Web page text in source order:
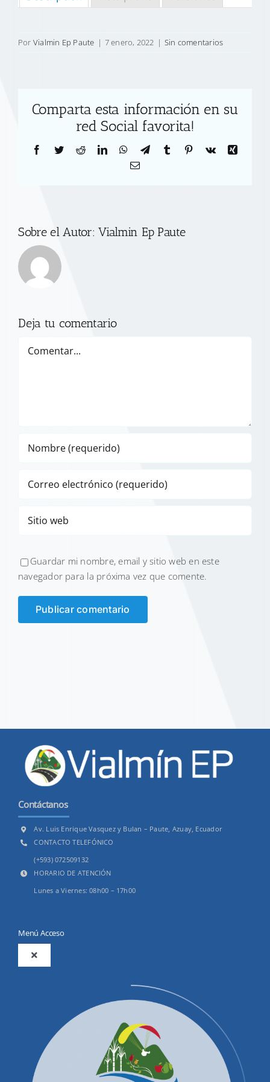
Por Vialmin Ep Paute | 7 enero, 2022 | Sin comentarios
Comparta esta información en su
red Social favorita!
Facebook
TwitterRedditLinkedInWhatsApp
TelegramTumblr Pinterest
Vk
Xing
Correo
Sobre el Autor:Vialmin Ep Paute
Deja tu comentario
Guardar mi nombre, email y sitio web en este
navegador para la próxima vez que comente.
Contáctanos
Av. Luis Enrique Vasquez y Bulan – Paute, Azuay, Ecuador
CONTACTO TELEFÓNICO
(+593) 072509132
HORARIO DE ATENCIÓN
Lunes a Viernes: 08h00 – 17h00
Menú Acceso
Toggle
Productos y Servicios
Convocatorias Precalificación